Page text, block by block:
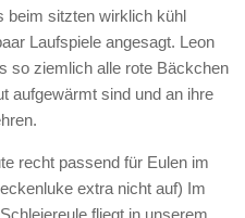
beim sitzten wirklich kühl
Laufspiele angesagt. Leon
so ziemlich alle rote Bäckchen
aufgewärmt sind und an ihre
recht passend für Eulen im
extra nicht auf) Im
fliegt in unserem